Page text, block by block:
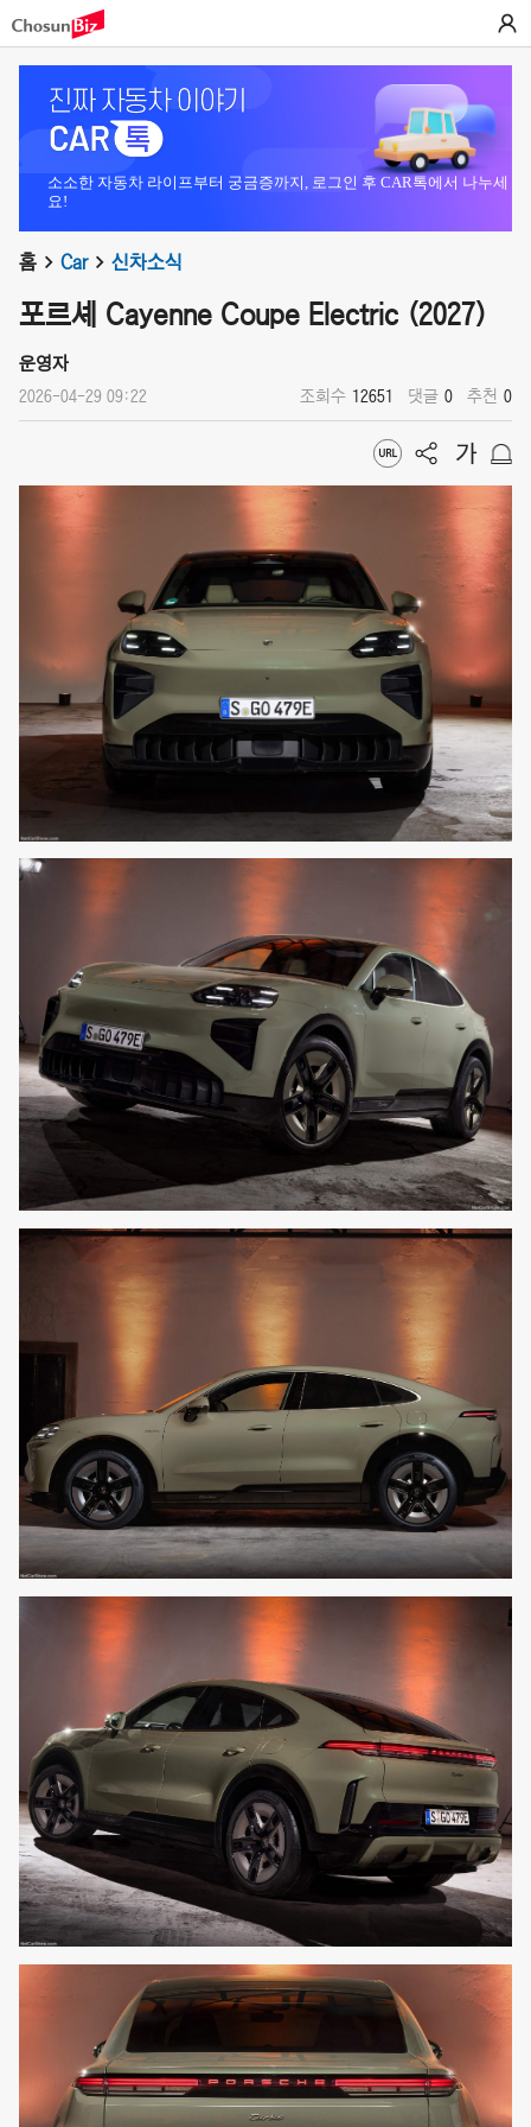
소소한 자동차 라이프부터 궁금증까지, 로그인 후 CAR톡에서 나누세
요!
홈 Car 신차소식
포르셰 Cayenne Coupe Electric (2027)
운영자
2026-04-29 09:22 조회수 12651 댓글 0 추천 0